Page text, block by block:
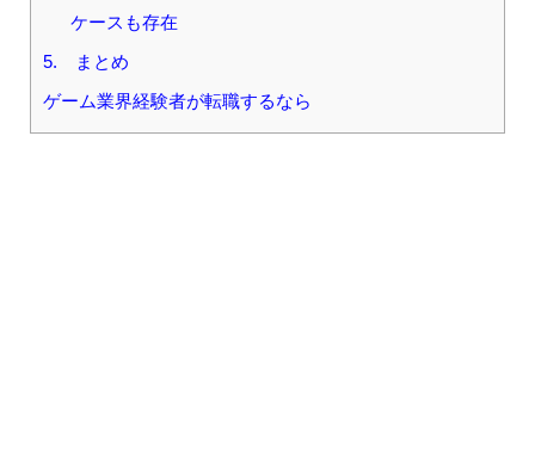
ケースも存在
5. まとめ
ゲーム業界経験者が転職するなら